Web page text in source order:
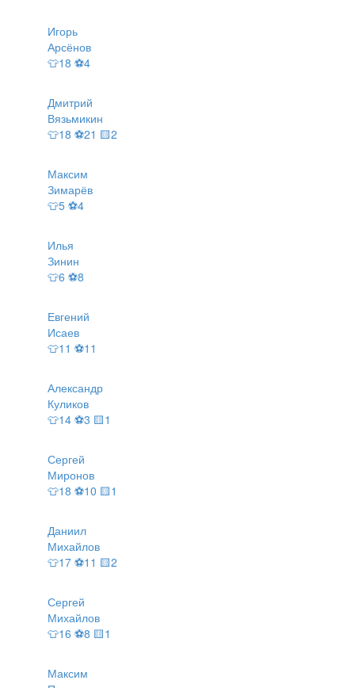
Игорь
Арсёнов
👕18 ⚽4
Дмитрий
Вязьмикин
👕18 ⚽21 🟨2
Максим
Зимарёв
👕5 ⚽4
Илья
Зинин
👕6 ⚽8
Евгений
Исаев
👕11 ⚽11
Александр
Куликов
👕14 ⚽3 🟨1
Сергей
Миронов
👕18 ⚽10 🟨1
Даниил
Михайлов
👕17 ⚽11 🟨2
Сергей
Михайлов
👕16 ⚽8 🟨1
Максим